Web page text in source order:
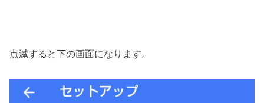
点滅すると下の画面になります。